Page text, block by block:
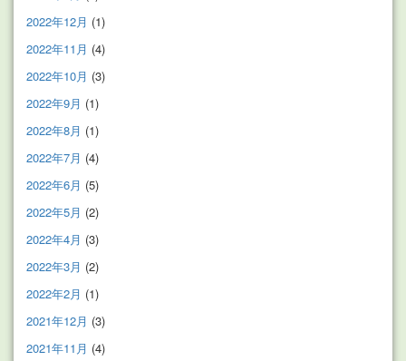
2022年12月 (1)
2022年11月 (4)
2022年10月 (3)
2022年9月 (1)
2022年8月 (1)
2022年7月 (4)
2022年6月 (5)
2022年5月 (2)
2022年4月 (3)
2022年3月 (2)
2022年2月 (1)
2021年12月 (3)
2021年11月 (4)